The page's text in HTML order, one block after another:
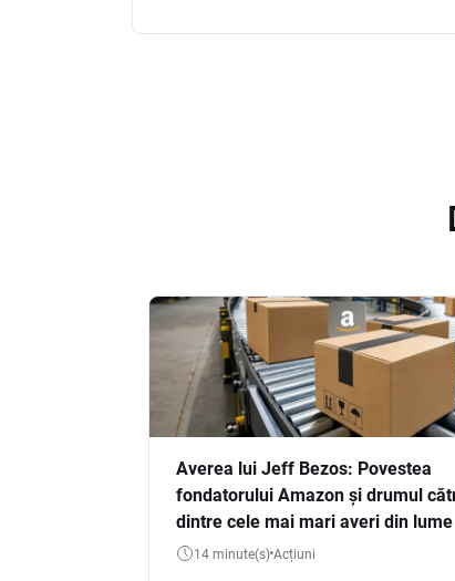
Averea lui Jeff Bezos: Povestea
fondatorului Amazon și drumul
dintre cele mai mari averi din lume
14 minute(s) Acțiuni